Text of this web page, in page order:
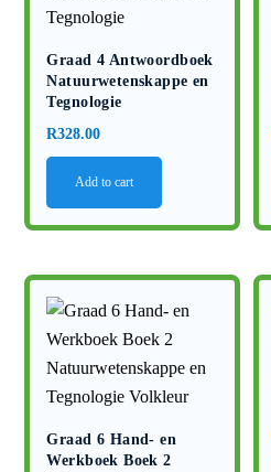
Graad 4 Antwoordboek
Natuurwetenskappe en
Tegnologie
R328.00
Add to cart
Graad 6 Hand- en
Werkboek Boek 2